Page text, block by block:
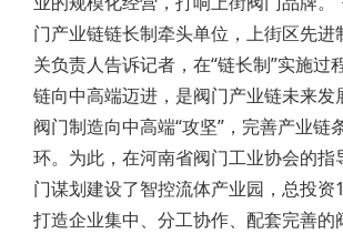
门产业链链长制牵头单位，上街区先进
关负责人告诉记者，在“链长制”实施过
链向中高端迈进，是阀门产业链未来发
阀门制造向中高端“攻坚”，完善产业链
环。为此，在河南省阀门工业协会的指
门谋划建设了智控流体产业园，总投资
打造企业集中、分工协作、配套完善的